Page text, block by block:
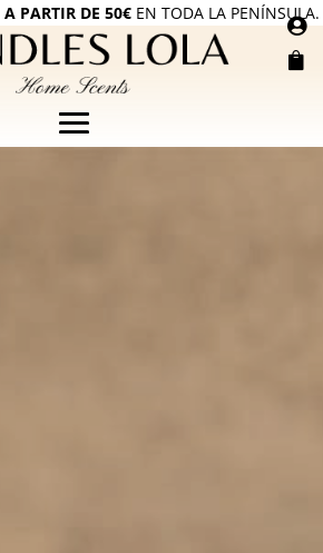
PARTIR DE 50€EN TODA LA PENÍNSULA.

